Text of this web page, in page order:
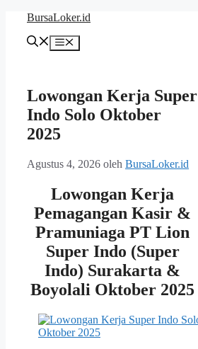
Langsung
BursaLoker.id
Menu
Lowongan Kerja Super
Indo Solo Oktober
2025
Agustus 4, 2026 oleh BursaLoker.id
Lowongan Kerja
Pemagangan Kasir &
Pramuniaga PT Lion
Super Indo (Super
Indo) Surakarta &
Boyolali Oktober 2025